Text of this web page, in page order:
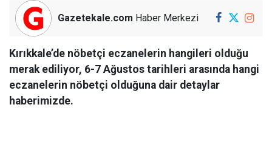
Gazetekale.com Haber Merkezi
Kırıkkale’de nöbetçi eczanelerin hangileri olduğu
merak ediliyor, 6-7 Ağustos tarihleri arasında hangi
eczanelerin nöbetçi olduğuna dair detaylar
haberimizde.